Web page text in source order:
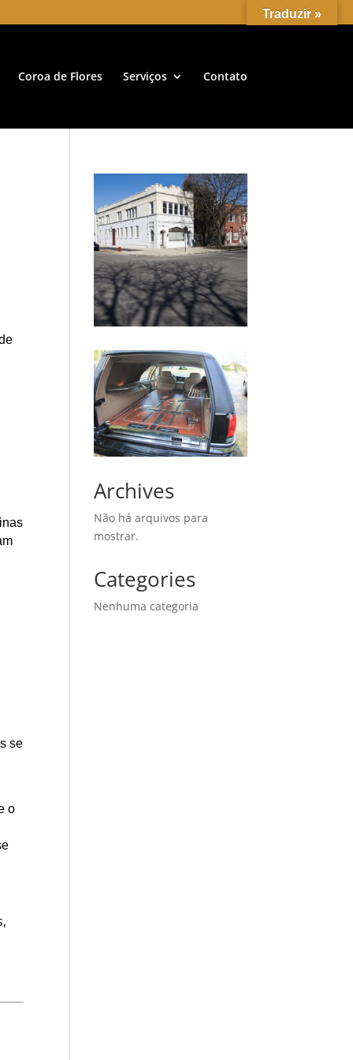
Coroa de Flores Serviços Contato
se
o
Archives
Não há arquivos para
mostrar.
Categories
Nenhuma categoria
Traduzir »